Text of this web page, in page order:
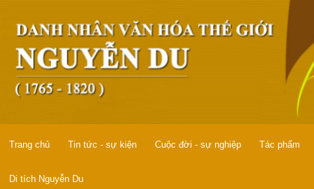
Trang chủ Tin tức - sự kiện Cuộc đời - sự nghiệp Tác phẩm
Di tích Nguyễn Du